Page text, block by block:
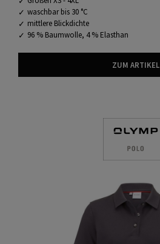
waschbar bis 30 °C
mittlere Blickdichte
96 % Baumwolle, 4 % Elasthan
ZUM ARTIKEL